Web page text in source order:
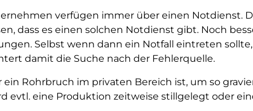
verfügen immer über einen Notdienst.
dass es einen solchen Notdienst gibt. Noch
Selbst wenn dann ein Notfall eintreten
damit die Suche nach der Fehlerquelle.
ein Rohrbruch im privaten Bereich ist, um so
evtl. eine Produktion zeitweise stillgelegt oder